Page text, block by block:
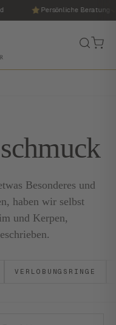
Persönliche Beratung
Besonderes und
haben wir selbst
und Kerpen,
VERLOBUNGSRINGE